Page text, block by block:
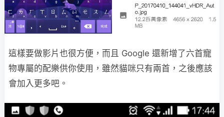
這樣要做影片也很方便，而且 Google 還新增了六首寵
物專屬的配樂供你使用，雖然貓咪只有兩首，之後應該
會加入更多吧。